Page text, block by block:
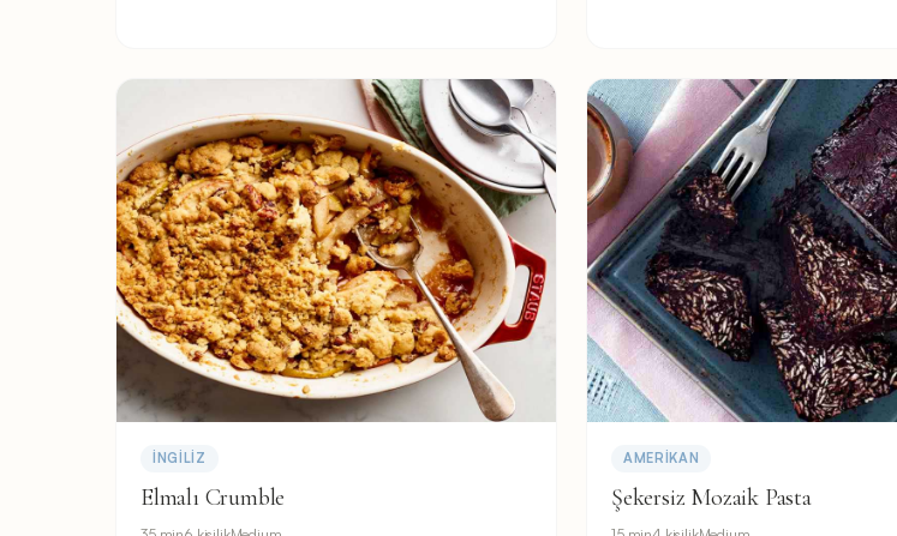
İNGILIZ
Elmalı Crumble
AMERIKAN
Şekersiz Mozaik Pasta